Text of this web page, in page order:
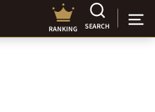
RANKING SEARCH